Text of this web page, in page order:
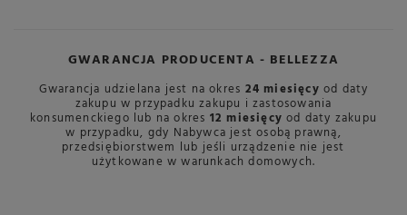
GWARANCJA PRODUCENTA - BELLEZZA
Gwarancja udzielana jest na okres 24 miesięcy od daty
zakupu w przypadku zakupu i zastosowania
konsumenckiego lub na okres 12 miesięcy od daty zakupu
w przypadku, gdy Nabywca jest osobą prawną,
przedsiębiorstwem lub jeśli urządzenie nie jest
użytkowane w warunkach domowych.